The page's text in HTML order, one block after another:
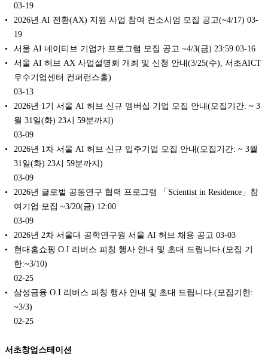
03-19
2026년 AI 전환(AX) 지원 사업 참여 컨소시엄 모집 공고(~4/17) 03-
19
서울 AI 네이티브 기업가 프로그램 모집 공고 ~4/3(금) 23:59 03-16
서울 AI 허브 AX 사업설명회 개최 및 신청 안내(3/25(수), 서초AICT
우수기업센터 컨퍼런스홀)
03-13
2026년 1기 서울 AI 허브 신규 멤버십 기업 모집 안내(모집기간: ~ 3
월 31일(화) 23시 59분까지)
03-09
2026년 1차 서울 AI 허브 신규 입주기업 모집 안내(모집기간: ~ 3월
31일(화) 23시 59분까지)
03-09
2026년 글로벌 공동연구 협력 프로그램 「Scientist in Residence」참
여기업 모집 ~3/20(금) 12:00
03-09
2026년 2차 서울대 공학연구원 서울 AI 허브 채용 공고 03-03
현대홈쇼핑 O.I 리버스 피칭 행사 안내 및 초대 드립니다.(모집 기
한:~3/10)
02-25
삼성금융 O.I 리버스 피칭 행사 안내 및 초대 드립니다.(모집기한:
~3/3)
02-25
서초창업스테이션